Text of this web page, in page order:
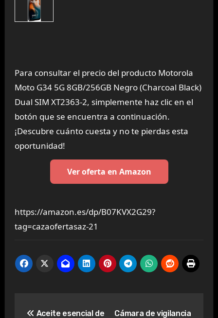
Para consultar el precio del producto Motorola
Moto G34 5G 8GB/256GB Negro (Charcoal Black)
Dual SIM XT2363-2, simplemente haz clic en el
botón que se encuentra a continuación.
¡Descubre cuánto cuesta y no te pierdas esta
oportunidad!
Ver oferta en Amazon
https://amazon.es/dp/B07KVX2G29?
tag=cazaofertasaz-21
Aceite esencial de Cámara de vigilancia